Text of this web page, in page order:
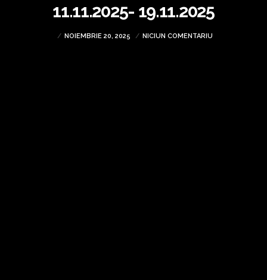
11.11.2025- 19.11.2025
NOIEMBRIE 20, 2025 NICIUN COMENTARIU